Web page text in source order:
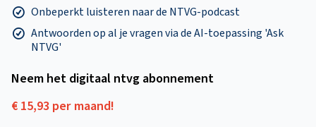
Onbeperkt luisteren naar de NTVG-podcast
Antwoorden op al je vragen via de AI-toepassing 'Ask
NTVG'
Neem het digitaal ntvg abonnement
€ 15,93 per maand!